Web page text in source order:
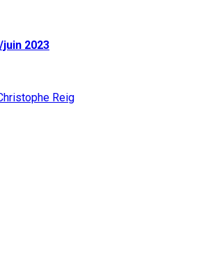
juin 2023
Reig